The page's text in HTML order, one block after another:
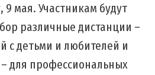
9 мая. Участникам будут
различные дистанции –
с детьми и любителей и
для профессиональных